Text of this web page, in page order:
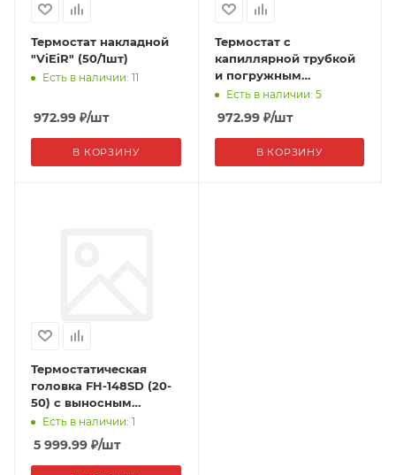
Термостат накладной
"ViEiR" (50/1шт)
Есть в наличии: 11
972.99 ₽/шт
В КОРЗИНУ
Термостат с
капиллярной трубкой
и погружным
датчиком "ViEiR"
Есть в наличии: 5
972.99₽/шт
В КОРЗИНУ
Термостатическая
головка FH-148SD (20-
50) с выносным
Есть в наличии: 1
5 999.99 ₽/шт